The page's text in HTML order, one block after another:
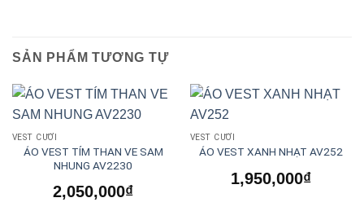
SẢN PHẨM TƯƠNG TỰ
VEST CƯỚI
ÁO VEST TÍM THAN VE SAM
NHUNG AV2230
2,050,000₫
VEST CƯỚI
ÁO VEST XANH NHẠT AV252
1,950,000₫